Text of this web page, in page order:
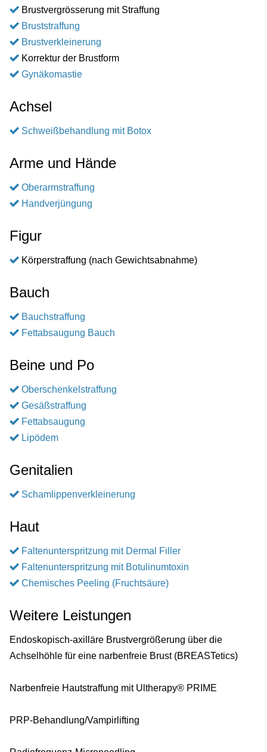
Brustvergrösserung mit Straffung
Bruststraffung
Brustverkleinerung
Korrektur der Brustform
Gynäkomastie
Achsel
Schweißbehandlung mit Botox
Arme und Hände
Oberarmstraffung
Handverjüngung
Figur
Körperstraffung (nach Gewichtsabnahme)
Bauch
Bauchstraffung
Fettabsaugung Bauch
Beine und Po
Oberschenkelstraffung
Gesäßstraffung
Fettabsaugung
Lipödem
Genitalien
Schamlippenverkleinerung
Haut
Faltenunterspritzung mit Dermal Filler
Faltenunterspritzung mit Botulinumtoxin
Chemisches Peeling (Fruchtsäure)
Weitere Leistungen
Endoskopisch-axilläre Brustvergrößerung über die
Achselhöhle für eine narbenfreie Brust (BREASTetics)
Narbenfreie Hautstraffung mit Ultherapy® PRIME
PRP-Behandlung/Vampirlifting